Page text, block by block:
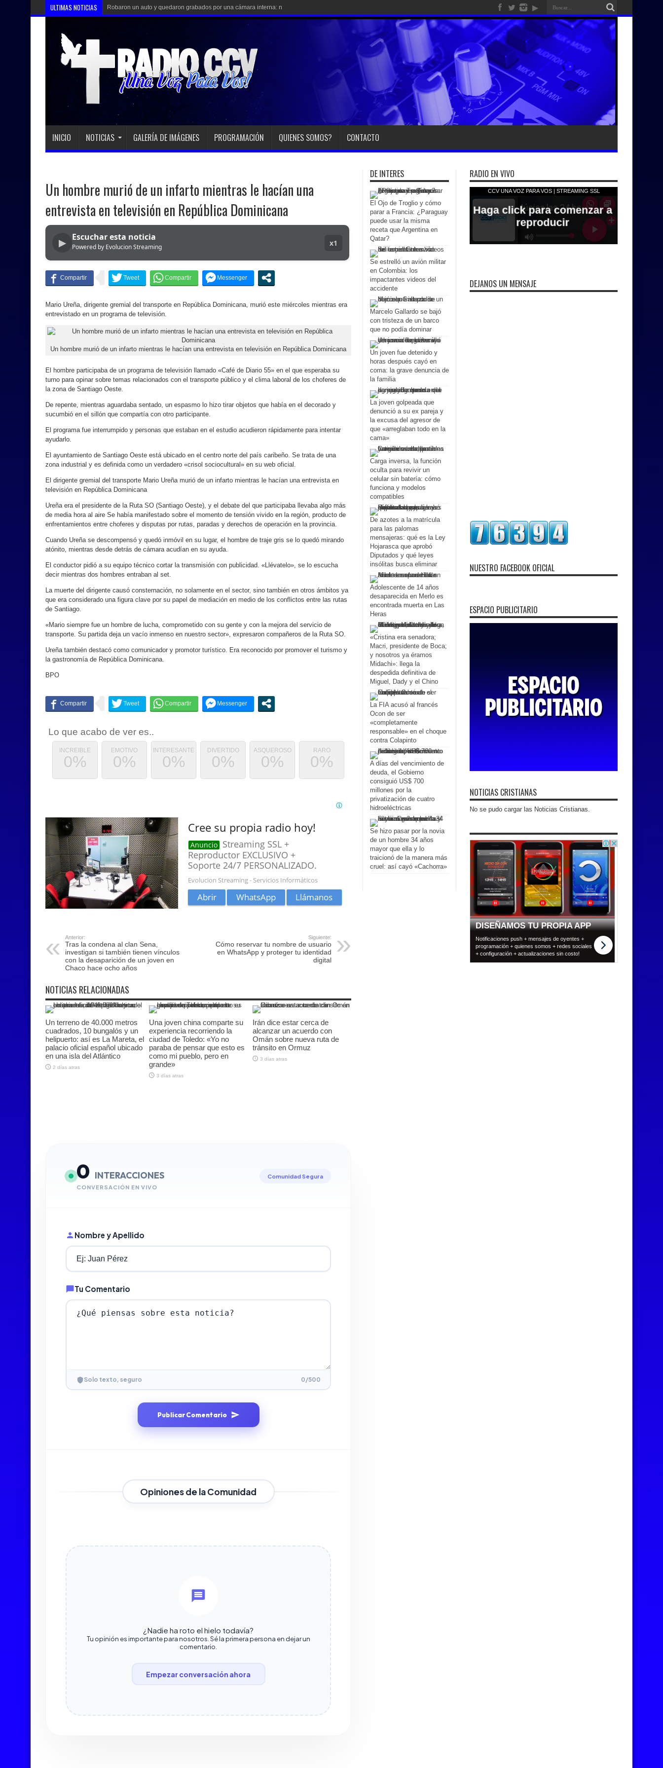
ULTIMAS NOTICIAS Robaron un auto y quedaron grabados por una cámara interna: nervios, un arma cargada y una alarm
INICIO NOTICIAS GALERÍA DE IMÁGENES PROGRAMACIÓN QUIENES SOMOS? CONTACTO
Un hombre murió de un infarto mientras le hacían una
entrevista en televisión en República Dominicana
▶
Escuchar esta noticia
Powered by Evolucion Streaming x1
Mario Ureña, dirigente gremial del transporte en República Dominicana, murió este miércoles mientras era
entrevistado en un programa de televisión.
Un hombre murió de un infarto mientras le hacían una entrevista en televisión en República Dominicana
El hombre participaba de un programa de televisión llamado «Café de Diario 55» en el que esperaba su
turno para opinar sobre temas relacionados con el transporte público y el clima laboral de los choferes de
la zona de Santiago Oeste.
De repente, mientras aguardaba sentado, un espasmo lo hizo tirar objetos que había en el decorado y
sucumbió en el sillón que compartía con otro participante.
El programa fue interrumpido y personas que estaban en el estudio acudieron rápidamente para intentar
ayudarlo.
El ayuntamiento de Santiago Oeste está ubicado en el centro norte del país caribeño. Se trata de una
zona industrial y es definida como un verdadero «crisol sociocultural» en su web oficial.
El dirigente gremial del transporte Mario Ureña murió de un infarto mientras le hacían una entrevista en
televisión en República Dominicana
Ureña era el presidente de la Ruta SO (Santiago Oeste), y el debate del que participaba llevaba algo más
de media hora al aire Se había manifestado sobre el momento de tensión vivido en la región, producto de
enfrentamientos entre choferes y disputas por rutas, paradas y derechos de operación en la provincia.
Cuando Ureña se descompensó y quedó inmóvil en su lugar, el hombre de traje gris se lo quedó mirando
atónito, mientras desde detrás de cámara acudían en su ayuda.
El conductor pidió a su equipo técnico cortar la transmisión con publicidad. «Llévatelo», se lo escucha
decir mientras dos hombres entraban al set.
La muerte del dirigente causó consternación, no solamente en el sector, sino también en otros ámbitos ya
que era considerado una figura clave por su papel de mediación en medio de los conflictos entre las rutas
de Santiago.
«Mario siempre fue un hombre de lucha, comprometido con su gente y con la mejora del servicio de
transporte. Su partida deja un vacío inmenso en nuestro sector», expresaron compañeros de la Ruta SO.
Ureña también destacó como comunicador y promotor turístico. Era reconocido por promover el turismo y
la gastronomía de República Dominicana.
BPO
Lo que acabo de ver es..
INCREIBLE
0%
EMOTIVO
0%
INTERESANTE
0%
DIVERTIDO
0%
ASQUEROSO
0%
RARO
0%
Anterior:
Tras la condena al clan Sena,
investigan si también tienen vínculos
con la desaparición de un joven en
Chaco hace ocho años
Siguiente:
Cómo reservar tu nombre de usuario
en WhatsApp y proteger tu identidad
digital
NOTICIAS RELACIONADAS
Un terreno de 40.000 metros
cuadrados, 10 bungalós y un
helipuerto: así es La Mareta, el
palacio oficial español ubicado
en una isla del Atlántico
2 días atras
Una joven china comparte su
experiencia recorriendo la
ciudad de Toledo: «Yo no
paraba de pensar que esto es
como mi pueblo, pero en
grande»
3 días atras
Irán dice estar cerca de
alcanzar un acuerdo con
Omán sobre nueva ruta de
tránsito en Ormuz
3 días atras
0 INTERACCIONES
CONVERSACIÓN EN VIVO
Comunidad Segura
Nombre y Apellido
Tu Comentario
Solo texto, seguro 0/500
Publicar Comentario
Opiniones de la Comunidad
¿Nadie ha roto el hielo todavía?
Tu opinión es importante para nosotros. Sé la primera persona en dejar un
comentario.
Empezar conversación ahora
DE INTERES
El Ojo de Troglio y cómo
parar a Francia: ¿Paraguay
puede usar la misma
receta que Argentina en
Qatar?
Se estrelló un avión militar
en Colombia: los
impactantes videos del
accidente
Marcelo Gallardo se bajó
con tristeza de un barco
que no podía dominar
Un joven fue detenido y
horas después cayó en
coma: la grave denuncia de
la familia
La joven golpeada que
denunció a su ex pareja y
la excusa del agresor de
que «arreglaban todo en la
cama»
Carga inversa, la función
oculta para revivir un
celular sin batería: cómo
funciona y modelos
compatibles
De azotes a la matrícula
para las palomas
mensajeras: qué es la Ley
Hojarasca que aprobó
Diputados y qué leyes
insólitas busca eliminar
Adolescente de 14 años
desaparecida en Merlo es
encontrada muerta en Las
Heras
«Cristina era senadora;
Macri, presidente de Boca;
y nosotros ya éramos
Midachi»: llega la
despedida definitiva de
Miguel, Dady y el Chino
La FIA acusó al francés
Ocon de ser
«completamente
responsable» en el choque
contra Colapinto
A días del vencimiento de
deuda, el Gobierno
consiguió US$ 700
millones por la
privatización de cuatro
hidroeléctricas
Se hizo pasar por la novia
de un hombre 34 años
mayor que ella y lo
traicionó de la manera más
cruel: así cayó «Cachorra»
RADIO EN VIVO
DEJANOS UN MENSAJE
NUESTRO FACEBOOK OFICIAL
ESPACIO PUBLICITARIO
NOTICIAS CRISTIANAS
No se pudo cargar las Noticias Cristianas.